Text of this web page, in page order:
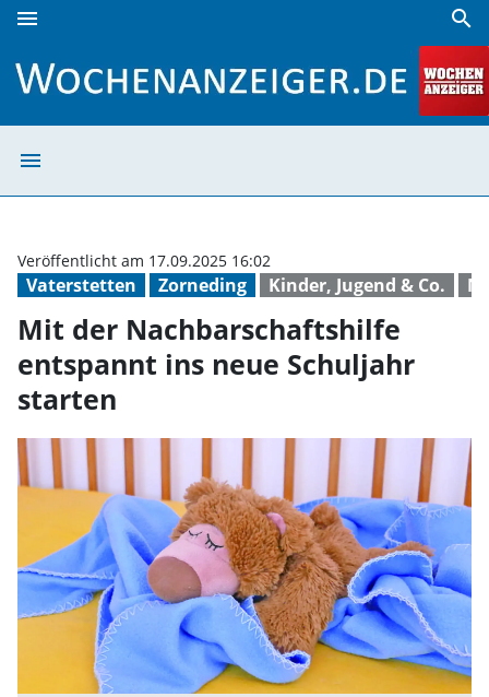
menu search
menu
Vaterstetten Zorneding Kinder, Jugend & Co.
Veröffentlicht am 17.09.2025 16:02
Mit der Nachbarschaftshilfe
entspannt ins neue Schuljahr
starten